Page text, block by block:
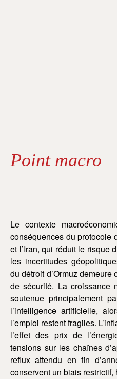
Point macro
Le contexte
conséquences du protocole
et l’Iran, qui réduit le risque
les incertitudes
du détroit d’Ormuz
de sécurité. La croissance
soutenue principalement
l’intelligence artificielle,
l’emploi restent fragiles.
l’effet des prix de
tensions sur les chaînes
reflux attendu en fin
conservent un biais restrictif,